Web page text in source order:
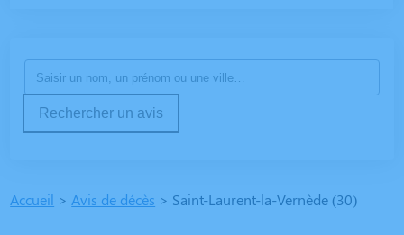
Rechercher un avis
Accueil > Avis de décès > Saint-Laurent-la-Vernède (30)